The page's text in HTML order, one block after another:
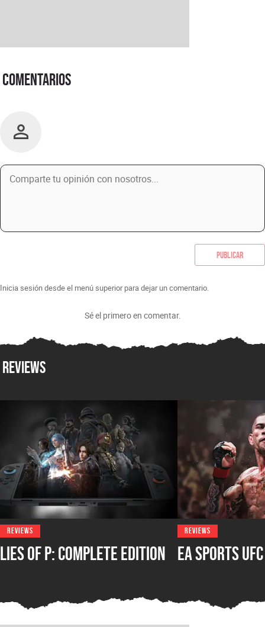
Comentarios
Publicar
Inicia sesión desde el menú superior para dejar un comentario.
Sé el primero en comentar.
Reviews
REVIEWS
Lies of P: Complete Edition
REVIEWS
EA Sports